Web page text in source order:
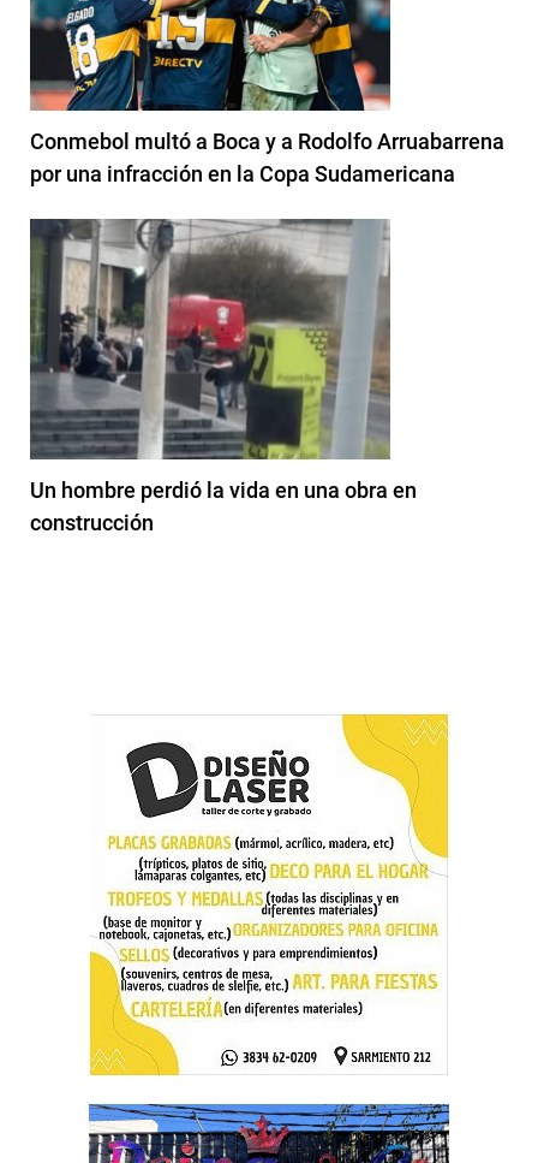
Conmebol multó a Boca y a Rodolfo Arruabarrena
por una infracción en la Copa Sudamericana
Un hombre perdió la vida en una obra en
construcción